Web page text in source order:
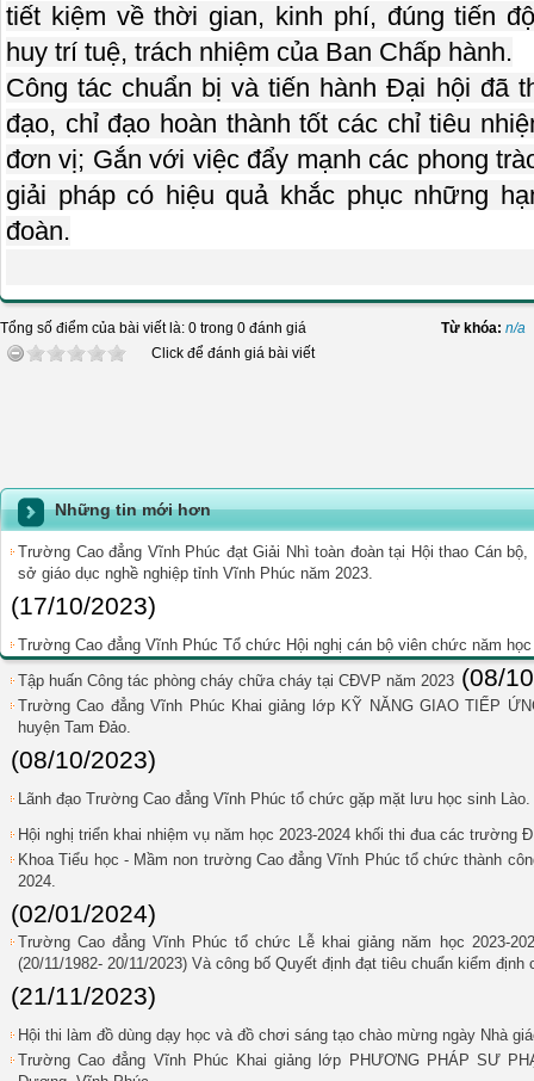
tiết kiệm về thời gian, kinh phí, đúng tiến
huy trí tuệ, trách nhiệm của Ban Chấp hành.
Công tác chuẩn bị và tiến hành Đại hội đã
đạo, chỉ đạo hoàn thành tốt các chỉ tiêu
đơn vị; Gắn với việc đẩy mạnh các phong
giải pháp có hiệu quả khắc phục những
đoàn.
Tổng số điểm của bài viết là: 0 trong 0 đánh giá
Click để đánh giá bài viết
Từ khóa: n/a
Những tin mới hơn
Trường Cao đẳng Vĩnh Phúc đạt Giải Nhì toàn đoàn tại Hội thao Cán
sở giáo dục nghề nghiệp tỉnh Vĩnh Phúc năm 2023.
(17/10/2023)
Trường Cao đẳng Vĩnh Phúc Tổ chức Hội nghị cán bộ viên chức năm học
Tập huấn Công tác phòng cháy chữa cháy tại CĐVP năm 2023 (08/
Trường Cao đẳng Vĩnh Phúc Khai giảng lớp KỸ NĂNG GIAO TIẾP
huyện Tam Đảo.
(08/10/2023)
Lãnh đạo Trường Cao đẳng Vĩnh Phúc tổ chức gặp mặt lưu học sinh Lào.
Hội nghị triển khai nhiệm vụ năm học 2023-2024 khối thi đua các trường
Khoa Tiểu học - Mầm non trường Cao đẳng Vĩnh Phúc tổ chức thành
2024.
(02/01/2024)
Trường Cao đẳng Vĩnh Phúc tổ chức Lễ khai giảng năm học 2023-
(20/11/1982- 20/11/2023) Và công bố Quyết định đạt tiêu chuẩn kiểm
(21/11/2023)
Hội thi làm đồ dùng dạy học và đồ chơi sáng tạo chào mừng ngày Nhà
Trường Cao đẳng Vĩnh Phúc Khai giảng lớp PHƯƠNG PHÁP SƯ